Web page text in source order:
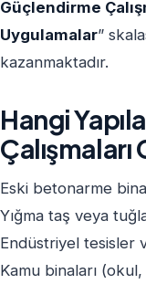
Güçlendirme
Uygulamalar”
kazanmaktadır.
Hangi
Eski betonarme
Yığma taş veya
Endüstriyel tesisler
Kamu binaları